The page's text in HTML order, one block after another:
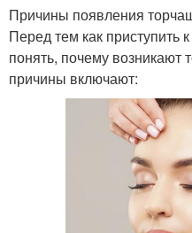
Причины появления
Перед тем как
понять, почему
причины включают: